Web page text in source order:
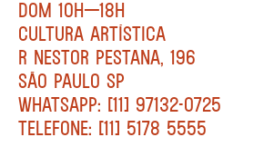
DOM 10H—18H
CULTURA ARTÍSTICA
R NESTOR PESTANA, 196
SÃO PAULO SP
WHATSAPP: [11] 97132-0725
TELEFONE: [11] 5178 5555